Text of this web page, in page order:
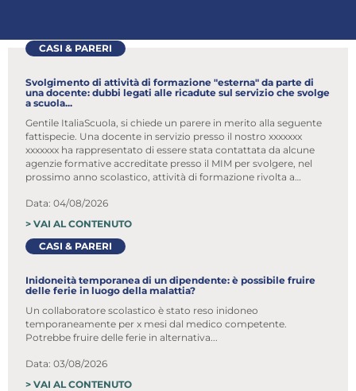
CASI & PARERI
Svolgimento di attività di formazione "esterna" da parte di
una docente: dubbi legati alle ricadute sul servizio che svolge
a scuola...
Gentile ItaliaScuola, si chiede un parere in merito alla seguente
fattispecie. Una docente in servizio presso il nostro xxxxxxx
xxxxxxx ha rappresentato di essere stata contattata da alcune
agenzie formative accreditate presso il MIM per svolgere, nel
prossimo anno scolastico, attività di formazione rivolta a
Data: 04/08/2026
> VAI AL CONTENUTO
CASI & PARERI
Inidoneità temporanea di un dipendente: è possibile fruire
delle ferie in luogo della malattia?
Un collaboratore scolastico è stato reso inidoneo
temporaneamente per x mesi dal medico competente.
Potrebbe fruire delle ferie in alternativa...
Data: 03/08/2026
> VAI AL CONTENUTO